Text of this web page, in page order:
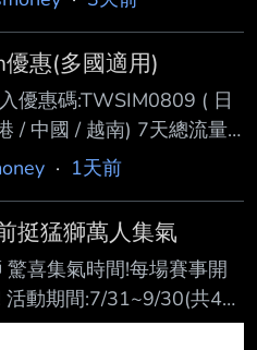
惠(多國適用)
優惠碼:TWSIM0809 ( 日
/ 中國 / 越南) 7天總流量
享 NT$10 起優惠價 優惠
些方案一樣可0元購，就
一回事，反正是免費的 -
· 1天前
挺猛獅萬人集氣
喜集氣時間!每場賽事開
活動期間:7/31~9/30(共43
得1點 OPENPOINT! 【符